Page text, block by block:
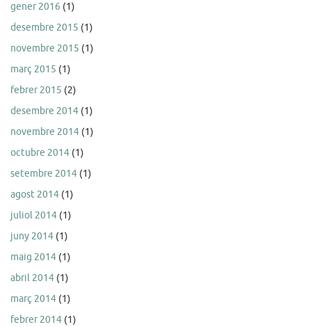
gener 2016 (1)
desembre 2015 (1)
novembre 2015 (1)
març 2015 (1)
febrer 2015 (2)
desembre 2014 (1)
novembre 2014 (1)
octubre 2014 (1)
setembre 2014 (1)
agost 2014 (1)
juliol 2014 (1)
juny 2014 (1)
maig 2014 (1)
abril 2014 (1)
març 2014 (1)
febrer 2014 (1)